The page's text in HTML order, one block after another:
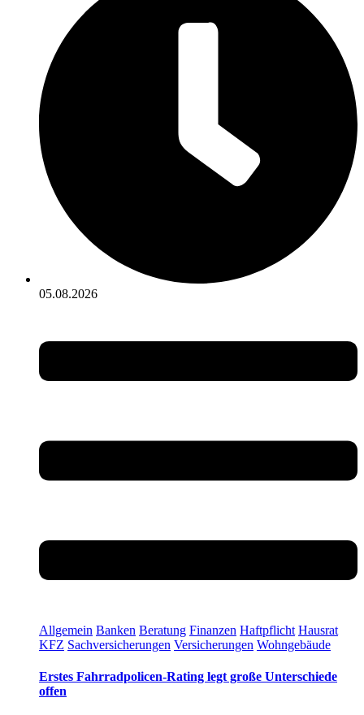
05.08.2026
Allgemein Banken Beratung Finanzen Haftpflicht Hausrat
KFZ Sachversicherungen Versicherungen Wohngebäude
Erstes Fahrradpolicen-Rating legt große Unterschiede
offen